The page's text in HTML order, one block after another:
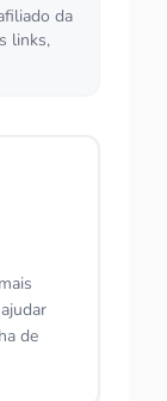
da
links,
de